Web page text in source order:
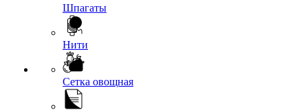
Шпагаты
Нити
Сетка овощная